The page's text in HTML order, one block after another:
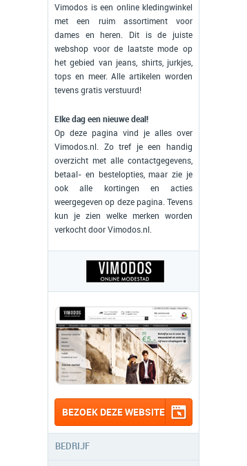
Vimodos is een online kledingwinkel
met een ruim assortiment voor
dames en heren. Dit is de juiste
webshop voor de laatste mode op
het gebied van jeans, shirts, jurkjes,
tops en meer. Alle artikelen worden
tevens gratis verstuurd!
Elke dag een nieuwe deal!
Op deze pagina vind je alles over
Vimodos.nl. Zo tref je een handig
overzicht met alle contactgegevens,
betaal- en bestelopties, maar zie je
ook alle kortingen en acties
weergegeven op deze pagina. Tevens
kun je zien welke merken worden
verkocht door Vimodos.nl.
BEZOEK DEZE WEBSITE
BEDRIJF